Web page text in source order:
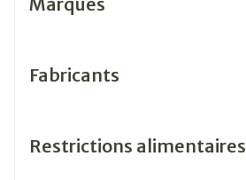
Fabricants
Restrictions alimentaires